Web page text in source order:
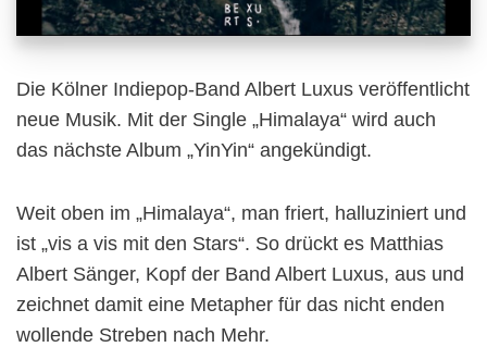
Die Kölner Indiepop-Band Albert Luxus veröffentlicht
neue Musik. Mit der Single „Himalaya“ wird auch
das nächste Album „YinYin“ angekündigt.
Weit oben im „Himalaya“, man friert, halluziniert und
ist „vis a vis mit den Stars“. So drückt es Matthias
Albert Sänger, Kopf der Band Albert Luxus, aus und
zeichnet damit eine Metapher für das nicht enden
wollende Streben nach Mehr.